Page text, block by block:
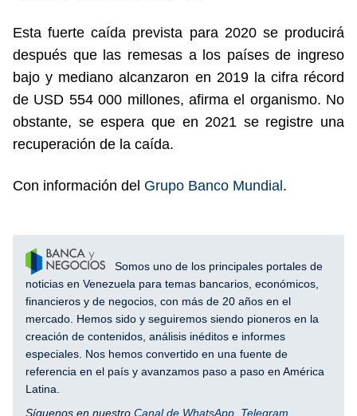
Esta fuerte caída prevista para 2020 se producirá
después que las remesas a los países de ingreso
bajo y mediano alcanzaron en 2019 la cifra récord
de USD 554 000 millones, afirma el organismo. No
obstante, se espera que en 2021 se registre una
recuperación de la caída.
Con información del Grupo Banco Mundial.
Somos uno de los principales portales de
noticias en Venezuela para temas bancarios, económicos,
financieros y de negocios, con más de 20 años en el
mercado. Hemos sido y seguiremos siendo pioneros en la
creación de contenidos, análisis inéditos e informes
especiales. Nos hemos convertido en una fuente de
referencia en el país y avanzamos paso a paso en América
Latina.
Síguenos en nuestro Canal de WhatsApp Telegram